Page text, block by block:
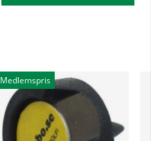
Medlemspris